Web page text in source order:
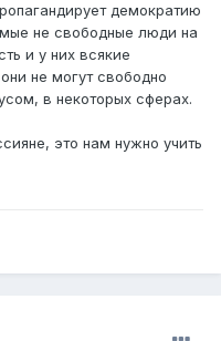
демократию
не свободные люди на
и у них всякие
не могут свободно
в некоторых сферах.
это нам нужно учить